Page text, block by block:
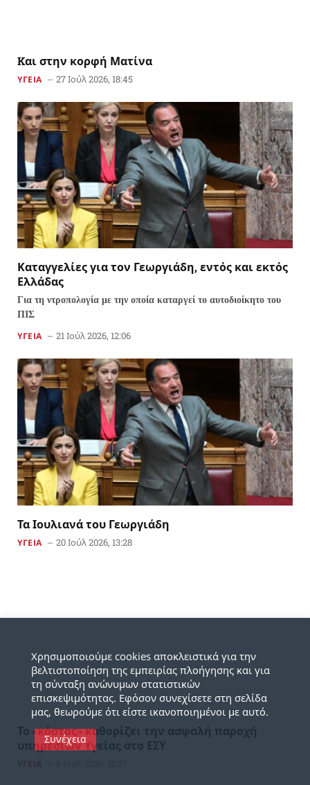
Kαι στην κορφή Ματίνα
ΥΓΕΙΑ 27 Ιούλ 2026, 18:45
Καταγγελίες για τον Γεωργιάδη, εντός και εκτός
Ελλάδας
Για τη ντροπολογία με την οποία καταργεί το αυτοδιοίκητο του
ΠΙΣ
ΥΓΕΙΑ 21 Ιούλ 2026, 12:06
Τα Ιουλιανά του Γεωργιάδη
ΥΓΕΙΑ 20 Ιούλ 2026, 13:28
Το «κόστος» καθορίζει την ασφαλή παροχή
υπηρεσιών Υγείας στο ΕΣΥ
Χρησιμοποιούμε cookies αποκλειστικά για την
βελτιστοποίηση της εμπειρίας πλοήγησης και για
τη σύνταξη ανώνυμων στατιστικών
επισκεψιμότητας. Εφόσον συνεχίσετε στη σελίδα
μας, θεωρούμε ότι είστε ικανοποιημένοι με αυτό.
Συνέχεια